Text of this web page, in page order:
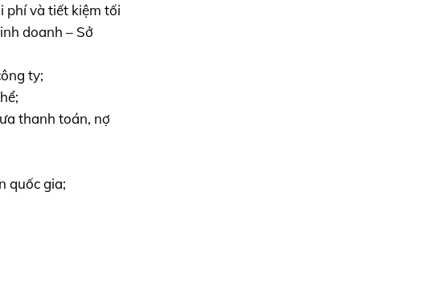
phí và tiết kiệm tối
doanh – Sở
ty;
thanh toán, nợ
quốc gia;